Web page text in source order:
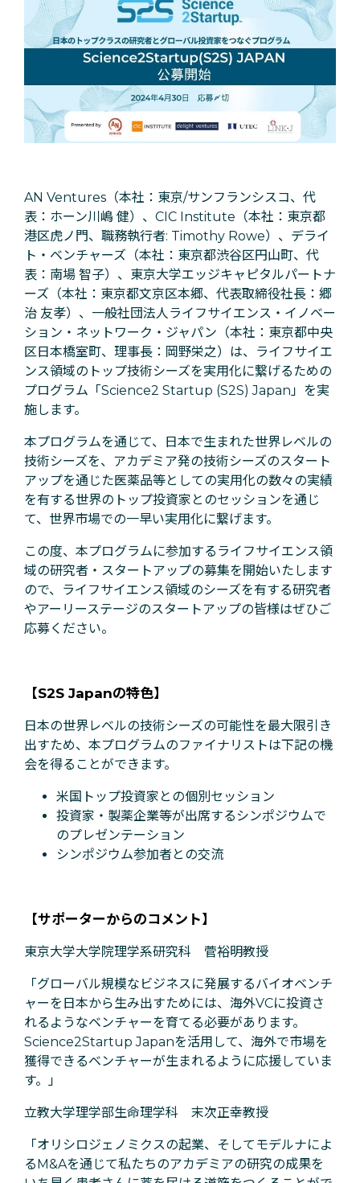
AN Ventures（本社：東京/サンフランシスコ、代
表：ホーン川嶋 健）、CIC Institute（本社：東京都
港区虎ノ門、職務執行者: Timothy Rowe​​）、デライ
ト・ベンチャーズ（本社：東京都渋谷区円山町、代
表：南場 智子）、東京大学エッジキャピタルパートナ
ーズ（本社：東京都文京区本郷、代表取締役社長：郷
治 友孝）、一般社団法人ライフサイエンス・イノベー
ション・ネットワーク・ジャパン（本社：東京都中央
区日本橋室町、理事長：岡野栄之）は、ライフサイエ
ンス領域のトップ技術シーズを実用化に繋げるための
プログラム「Science2 Startup (S2S) Japan」を実
施します。
本プログラムを通じて、日本で生まれた世界レベルの
技術シーズを、アカデミア発の技術シーズのスタート
アップを通じた医薬品等としての実用化の数々の実績
を有する世界のトップ投資家とのセッションを通じ
て、世界市場での一早い実用化に繋げます。
この度、本プログラムに参加するライフサイエンス領
域の研究者・スタートアップの募集を開始いたします
ので、ライフサイエンス領域のシーズを有する研究者
やアーリーステージのスタートアップの皆様はぜひご
応募ください。
【S2S Japanの特色】
日本の世界レベルの技術シーズの可能性を最大限引き
出すため、本プログラムのファイナリストは下記の機
会を得ることができます。
米国トップ投資家との個別セッション
投資家・製薬企業等が出席するシンポジウムで
のプレゼンテーション
シンポジウム参加者との交流
【サポーターからのコメント】
東京大学大学院理学系研究科 菅裕明教授
「グローバル規模なビジネスに発展するバイオベンチ
ャーを日本から生み出すためには、海外VCに投資さ
れるようなベンチャーを育てる必要があります。
Science2Startup Japanを活用して、海外で市場を
獲得できるベンチャーが生まれるように応援していま
す。」
立教大学理学部生命理学科 末次正幸教授
「オリシロジェノミクスの起業、そしてモデルナによ
るM&Aを通じて私たちのアカデミアの研究の成果を